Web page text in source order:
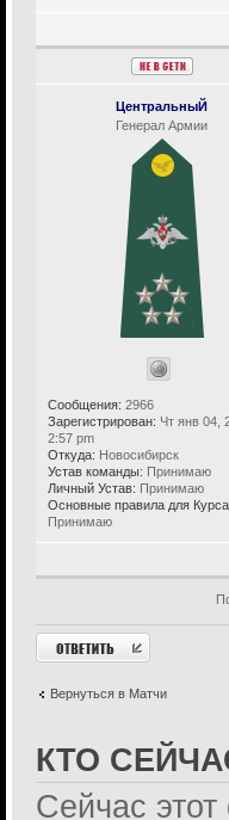
ЦентральныЙ
Генерал Армии
Сообщения: 2966
Зарегистрирован: Чт янв 04,
2:57 pm
Откуда: Новосибирск
Устав команды: Принимаю
Личный Устав: Принимаю
Основные правила для
Принимаю
Ответить
Вернуться в Матчи
КТО
Сейчас